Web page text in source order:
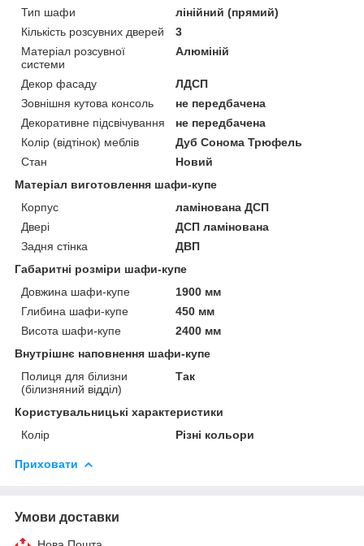
Тип шафи
лінійний (прямий)
Кількість розсувних дверей
3
Матеріал розсувної
системи
Алюміній
Декор фасаду
ЛДСП
Зовнішня кутова консоль
не передбачена
Декоративне підсвічування
не передбачена
Колір (відтінок) меблів
Дуб Сонома Трюфель
Стан
Новий
Матеріал виготовлення шафи-купе
Корпус
ламінована ДСП
Двері
ДСП ламінована
Задня стінка
ДВП
Габаритні розміри шафи-купе
Довжина шафи-купе
1900 мм
Глибина шафи-купе
450 мм
Висота шафи-купе
2400 мм
Внутрішнє наповнення шафи-купе
Полиця для білизни
(білизняний відділ)
Так
Користувальницькі характеристики
Колір
Різні кольори
Приховати
Умови доставки